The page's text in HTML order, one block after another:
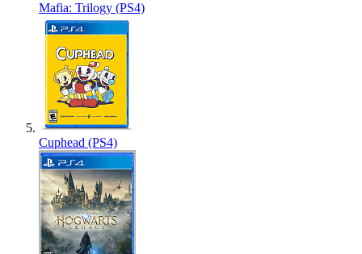
Mafia: Trilogy (PS4)
Cuphead (PS4)